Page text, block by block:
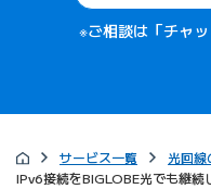
※ご相談は「チャ
サービス一覧 光回線
IPv6接続をBIGLOBE光でも継続